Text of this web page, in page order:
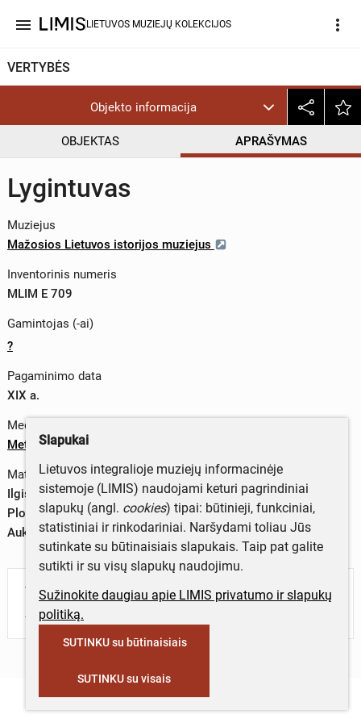
menu LIETUVOS MUZIEJŲ KOLEKCIJOS more_vert
VERTYBĖS
Objekto informacija
OBJEKTAS APRAŠYMAS
Lygintuvas
Muziejus
Mažosios Lietuvos istorijos muziejus
Inventorinis numeris
MLIM E 709
Gamintojas (-ai)
?
Pagaminimo data
XIX a.
Medžiagos
Metalas;medis
Matmenys
Ilgis – 21 cm
Plotis – 10 cm
Aukštis – 21 cm
Turite daugiau informacijos apie objektą?
Parašykite mums!
Slapukai
Lietuvos integralioje muziejų informacinėje
sistemoje (LIMIS) naudojami keturi pagrindiniai
slapukų (angl. cookies) tipai: būtinieji, funkciniai,
statistiniai ir rinkodariniai. Naršydami toliau Jūs
sutinkate su būtinaisiais slapukais. Taip pat galite
sutikti ir su visų slapukų naudojimu.
Sužinokite daugiau apie LIMIS privatumo ir slapukų
politiką.
SUTINKU su būtinaisiais
SUTINKU su visais